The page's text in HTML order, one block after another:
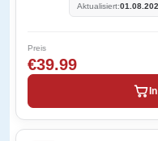
Aktualisiert:
Preis
€39.99